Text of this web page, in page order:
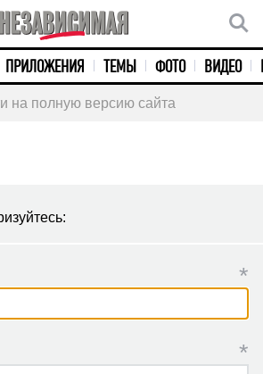
ПРИЛОЖЕНИЯ ТЕМЫ ФОТО ВИДЕО
на полную версию сайта
*
*